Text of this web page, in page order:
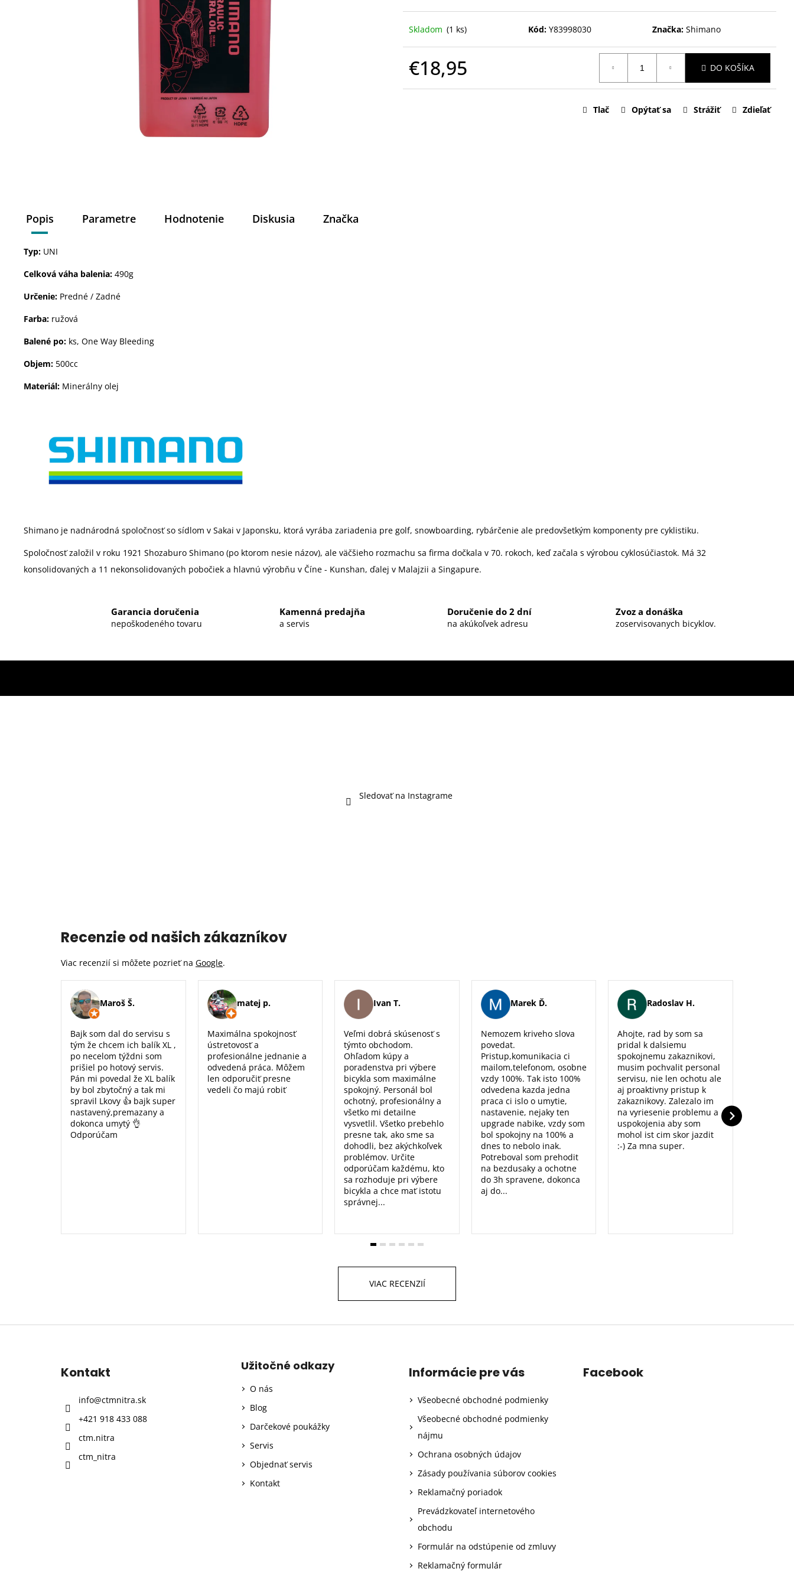
Skladom (1 ks) Kód: Y83998030 Značka:Shimano
€18,95 DO KOŠÍKA
Tlač Opýtať sa Strážiť Zdieľať
Popis Parametre Hodnotenie Diskusia Značka
Typ: UNI
Celková váha balenia: 490g
Určenie: Predné / Zadné
Farba: ružová
Balené po: ks, One Way Bleeding
Objem: 500cc
Materiál: Minerálny olej
Shimano je nadnárodná spoločnosť so sídlom v Sakai v Japonsku, ktorá vyrába zariadenia pre golf, snowboarding, rybárčenie ale predovšetkým komponenty pre cyklistiku.
Spoločnosť založil v roku 1921 Shozaburo Shimano (po ktorom nesie názov), ale väčšieho rozmachu sa firma dočkala v 70. rokoch, keď začala s výrobou cyklosúčiastok. Má 32
konsolidovaných a 11 nekonsolidovaných pobočiek a hlavnú výrobňu v Číne - Kunshan, ďalej v Malajzii a Singapure.
Garancia doručenia
nepoškodeného tovaru
Kamenná predajňa
a servis
Doručenie do 2 dní
na akúkoľvek adresu
Zvoz a donáška
zoservisovanych bicyklov.
Sledovať na Instagrame
Recenzie od našich zákazníkov
Viac recenzií si môžete pozrieť na Google.
Maroš Š.
Bajk som dal do servisu s
tým že chcem ich balík XL ,
po necelom týždni som
prišiel po hotový servis.
Pán mi povedal že XL balík
by bol zbytočný a tak mi
spravil Lkovy 👍 bajk super
nastavený,premazany a
dokonca umytý 👌
Odporúčam
matej p.
Maximálna spokojnosť
ústretovosť a
profesionálne jednanie a
odvedená práca. Môžem
len odporučiť presne
vedeli čo majú robiť
Ivan T.
Veľmi dobrá skúsenosť s
týmto obchodom.
Ohľadom kúpy a
poradenstva pri výbere
bicykla som maximálne
spokojný. Personál bol
ochotný, profesionálny a
všetko mi detailne
vysvetlil. Všetko prebehlo
presne tak, ako sme sa
dohodli, bez akýchkoľvek
problémov. Určite
odporúčam každému, kto
sa rozhoduje pri výbere
bicykla a chce mať istotu
správnej...
Marek Ď.
Nemozem kriveho slova
povedat.
Pristup,komunikacia ci
mailom,telefonom, osobne
vzdy 100%. Tak isto 100%
odvedena kazda jedna
praca ci islo o umytie,
nastavenie, nejaky ten
upgrade nabike, vzdy som
bol spokojny na 100% a
dnes to nebolo inak.
Potreboval som prehodit
na bezdusaky a ochotne
do 3h spravene, dokonca
aj do...
Radoslav H.
Ahojte, rad by som sa
pridal k dalsiemu
spokojnemu zakaznikovi,
musim pochvalit personal
servisu, nie len ochotu ale
aj proaktivny pristup k
zakaznikovy. Zalezalo im
na vyriesenie problemu a
uspokojenia aby som
mohol ist cim skor jazdit
:-) Za mna super.
VIAC RECENZIÍ
Z
Kontakt
info@ctmnitra.sk
+421 918 433 088
ctm.nitra
ctm_nitra
Užitočné odkazy
O nás
Blog
Darčekové poukážky
Servis
Objednať servis
Kontakt
Informácie pre vás
Všeobecné obchodné podmienky
Všeobecné obchodné podmienky
nájmu
Ochrana osobných údajov
Zásady používania súborov cookies
Reklamačný poriadok
Prevádzkovateľ internetového
obchodu
Formulár na odstúpenie od zmluvy
Reklamačný formulár
Facebook